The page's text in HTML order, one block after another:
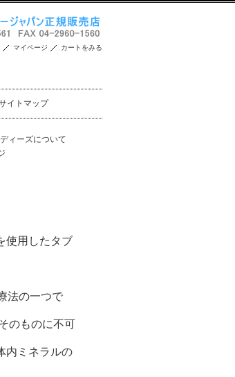
マイページ カートをみる
イトマップ
ィーズについて
使用したタブ
法の一つで
のものに不可
内ミネラルの